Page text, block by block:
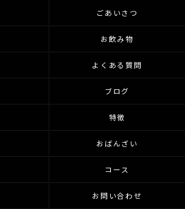
ごあいさつ
お飲み物
よくある質問
ブログ
特徴
おばんざい
コース
お問い合わせ